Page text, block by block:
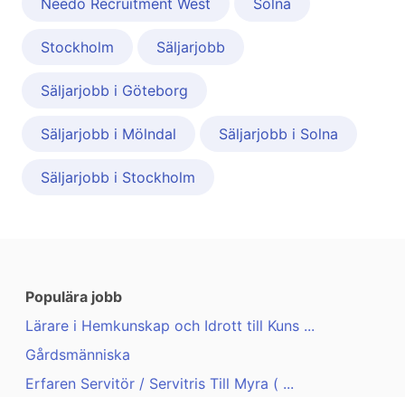
Needo Recruitment West Solna
Stockholm Säljarjobb
Säljarjobb i Göteborg
Säljarjobb i Mölndal Säljarjobb i Solna
Säljarjobb i Stockholm
Populära jobb
Lärare i Hemkunskap och Idrott till Kuns ...
Gårdsmänniska
Erfaren Servitör / Servitris Till Myra ( ...